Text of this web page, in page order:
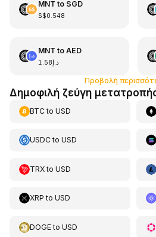
MNT to SGD
S$0.548
MNT to AED
د.إ1.58
Προβολή
Δημοφιλή ζεύγη
BTCto USD
USDCto USD
TRXto USD
XRP to USD
DOGEto USD